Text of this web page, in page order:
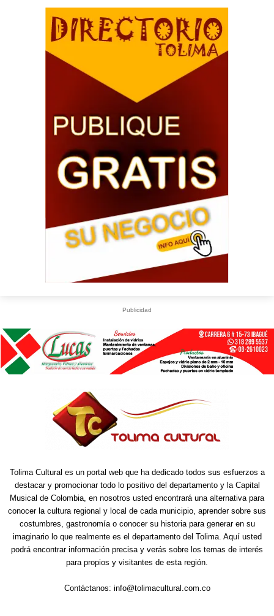
Publicidad
Tolima Cultural es un portal web que ha dedicado todos sus esfuerzos a
destacar y promocionar todo lo positivo del departamento y la Capital
Musical de Colombia, en nosotros usted encontrará una alternativa para
conocer la cultura regional y local de cada municipio, aprender sobre sus
costumbres, gastronomía o conocer su historia para generar en su
imaginario lo que realmente es el departamento del Tolima. Aquí usted
podrá encontrar información precisa y verás sobre los temas de interés
para propios y visitantes de esta región.
Contáctanos: info@tolimacultural.com.co